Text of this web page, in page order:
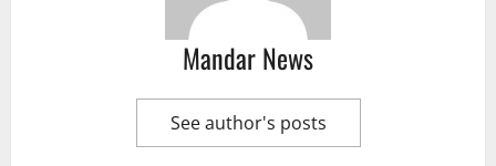
Mandar News
See author's posts